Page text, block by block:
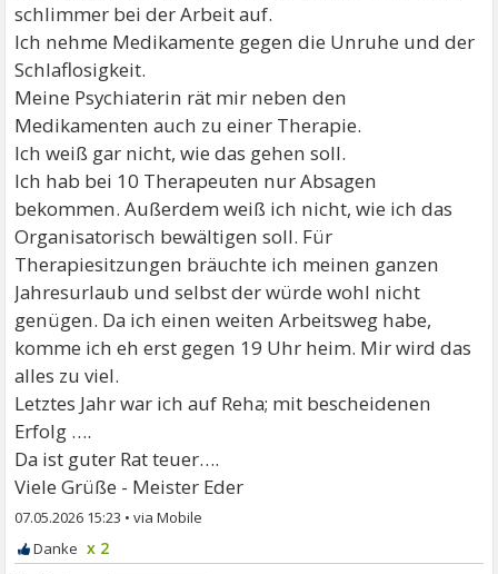
schlimmer bei der Arbeit auf.
Ich nehme Medikamente gegen die Unruhe und der
Schlaflosigkeit.
Meine Psychiaterin rät mir neben den
Medikamenten auch zu einer Therapie.
Ich weiß gar nicht, wie das gehen soll.
Ich hab bei 10 Therapeuten nur Absagen
bekommen. Außerdem weiß ich nicht, wie ich das
Organisatorisch bewältigen soll. Für
Therapiesitzungen bräuchte ich meinen ganzen
Jahresurlaub und selbst der würde wohl nicht
genügen. Da ich einen weiten Arbeitsweg habe,
komme ich eh erst gegen 19 Uhr heim. Mir wird das
alles zu viel.
Letztes Jahr war ich auf Reha; mit bescheidenen
Erfolg ….
Da ist guter Rat teuer….
Viele Grüße - Meister Eder
07.05.2026 15:23 •
x 2